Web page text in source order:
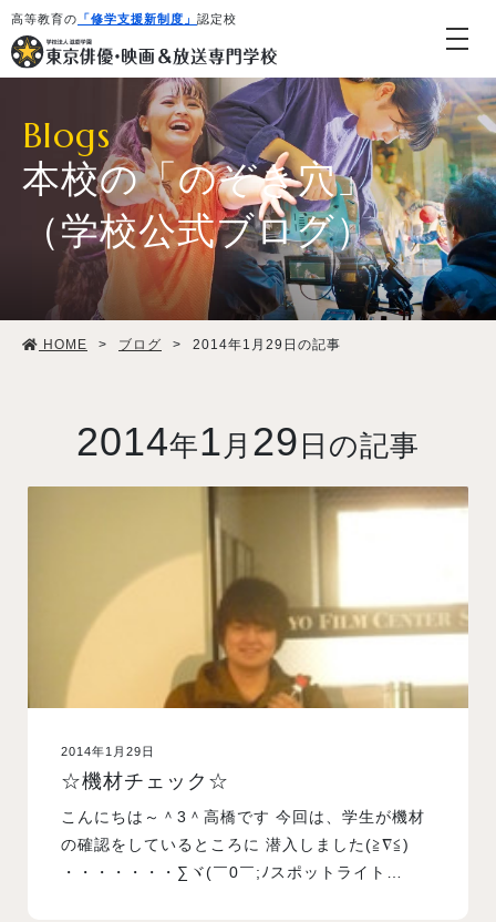
高等教育の 「修学支援新制度」 認定校
学校紹介・教育システム
学生生活
就職・デビュー
学校情報
オープンキャンパス
訪問者別メニュー
Blogs
本校の「のぞき穴」
（学校公式ブログ）
HOME > ブログ > 2014年1月29日の記事
2014年1 月 29 日の記事
2014年1月29日
☆機材チェック☆
こんにちは～＾3＾高橋です 今回は、学生が機材
の確認をしているところに 潜入しました(≧∇≦)
・・・・・・・∑ヾ(￣0￣;ﾉスポットライト…